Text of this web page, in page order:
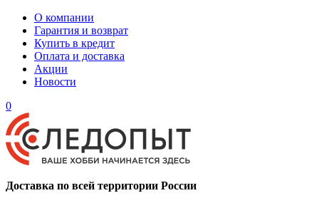
О компании
Гарантия и возврат
Купить в кредит
Оплата и доставка
Акции
Новости
0
Доставка по всей территории России